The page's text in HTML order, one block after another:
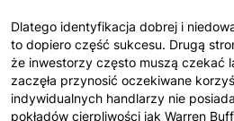
Dlatego identyfikacja dobrej i
to dopiero część sukcesu. Drugą
że inwestorzy często muszą czekać
zaczęła przynosić oczekiwane
indywidualnych handlarzy nie
pokładów cierpliwości jak Warren